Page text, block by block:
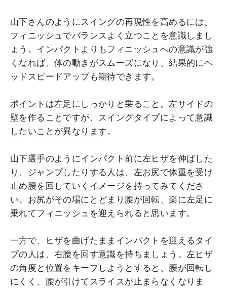
山下さんのようにスイングの再現性を高めるには、
フィニッシュでバランスよく立つことを意識しまし
ょう。インパクトよりもフィニッシュへの意識が強
くなれば、体の動きがスムーズになり、結果的にヘ
ッドスピードアップも期待できます。
ポイントは左足にしっかりと乗ること。左サイドの
壁を作ることですが、スイングタイプによって意識
したいことが異なります。
山下選手のようにインパクト前に左ヒザを伸ばした
り、ジャンプしたりする人は、左お尻で体重を受け
止め腰を回していくイメージを持ってみてくださ
い。お尻がその場にとどまり腰が回転、楽に左足に
乗れてフィニッシュを迎えられると思います。
一方で、ヒザを曲げたままインパクトを迎えるタイ
プの人は、右腰を回す意識を持ちましょう。左ヒザ
の角度と位置をキープしようとすると、腰が回転し
にくく、腰が引けてスライスが止まらなくなりま